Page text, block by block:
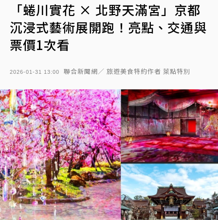
「蜷川實花 × 北野天滿宮」京都
沉浸式藝術展開跑！亮點、交通與
票價1次看
2026-01-31 13:00 聯合新聞網／ 旅遊美食特約作者 萊點特別